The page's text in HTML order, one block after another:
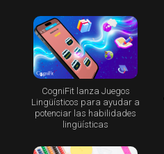
CogniFit lanza Juegos
Lingüísticos para ayudar a
potenciar las habilidades
lingüísticas